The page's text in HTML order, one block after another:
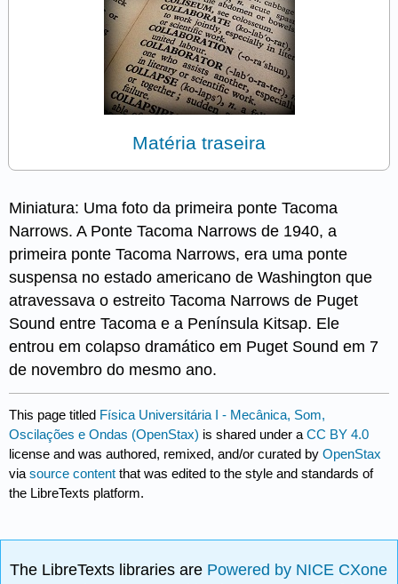
Matéria traseira
Miniatura: Uma foto da primeira ponte Tacoma
Narrows. A Ponte Tacoma Narrows de 1940, a
primeira ponte Tacoma Narrows, era uma ponte
suspensa no estado americano de Washington que
atravessava o estreito Tacoma Narrows de Puget
Sound entre Tacoma e a Península Kitsap. Ele
entrou em colapso dramático em Puget Sound em 7
de novembro do mesmo ano.
This page titled Física Universitária I - Mecânica, Som,
Oscilações e Ondas (OpenStax) is shared under aCC BY 4.0
license and was authored, remixed, and/or curated byOpenStax
viasource content that was edited to the style and standards of
the LibreTexts platform.
The LibreTexts libraries are Powered by NICE CXone